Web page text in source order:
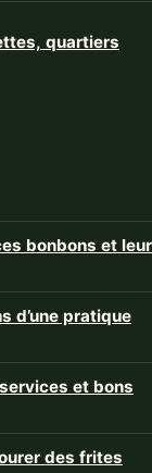
quartiers
bonbons et leur
d’une pratique
et bons
des frites